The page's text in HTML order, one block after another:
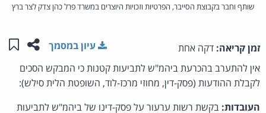
שותף וחבר בקבוצת הסייבר, הפרטיות וזכויות היוצרים במשרד פרל כהן צדק לצר ברץ
זמן קריאה: דקה אחת שתפו
עיון במסמך
אין להתערב בהכרעת ביהמ"ש לתביעות קטנות כי המבקש הסכים
לקבלת ההודעות (פסק-דין, מחוזי מרכז-לוד, השופטת הלית סילש):
העובדות: בקשת רשות ערעור על פסק-דינו של ביהמ"ש לתביעות